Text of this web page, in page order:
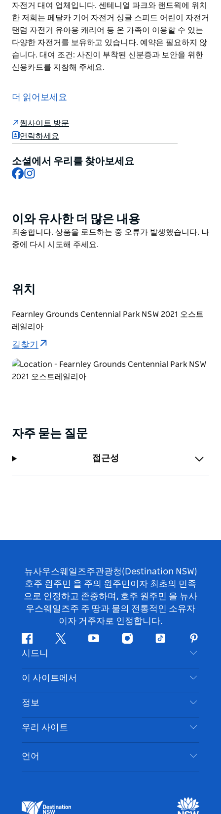
자전거 대여 업체입니다. 센테니얼 파크와 랜드윅에 위치
한 저희는 페달카 기어 자전거 싱글 스피드 어린이 자전거
탠덤 자전거 유아용 캐리어 등 온 가족이 이용할 수 있는
다양한 자전거를 보유하고 있습니다. 예약은 필요하지 않
습니다. 대여 조건: 사진이 부착된 신분증과 보안을 위한
신용카드를 지참해 주세요.
자전거 대여 업체입니다.
전거 싱글 스피드 어린이 자전거 탠덤 자전거 유아용 캐리
어 등 온 가족이 이용할 수 있는 다양한 자전거를 보유하
예약은 필요하지 않습니다.
대여 조건: 사진이 부착된 신분증과 보안을 위한 신용카드
더 읽어보세요
웹사이트 방문
연락하세요
소셜에서 우리를 찾아보세요
Facebook
Product
List
이와 유사한 더 많은 내용
Product
List
죄송합니다. 상품을 로드하는 중 오류가 발생했습니다. 나
중에 다시 시도해 주세요.
위치
Fearnley Grounds Centennial Park NSW 2021 오스트
레일리아
길찾기
자주 묻는 질문
접근성
뉴사우스웨일즈주관광청(Destination NSW)
호주 원주민 을 주의 원주민이자 최초의 민족
으로 인정하고 존중하며, 호주 원주민 을 뉴사
우스웨일즈주 주 땅과 물의 전통적인 소유자
이자 거주자로 인정합니다.
페
이
스
북
지
귀
다
유
브
인
타
램
틱
핀
터
레
스
트
시드니
문의하기
부인 성명
쿠키 고지
이 사이트에서
목적지
할 일
이벤트
숙소
정보
여행 정보
시드니 접근성
귀하의 사업을 등록하세요
우리 사이트
뉴사우스웨일즈주관광청(Destination NSW) 미디
언어